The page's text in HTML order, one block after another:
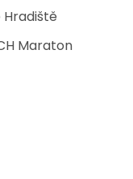
Hradiště
Maraton